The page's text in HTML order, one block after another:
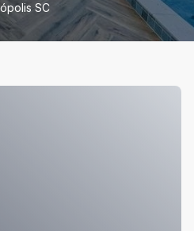
SC